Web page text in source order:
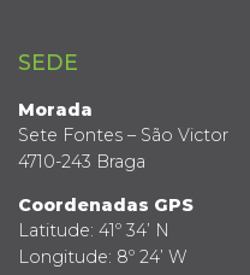
SEDE
Morada
Sete Fontes – São Victor
4710-243 Braga
Coordenadas GPS
Latitude: 41º 34’ N
Longitude: 8º 24’ W